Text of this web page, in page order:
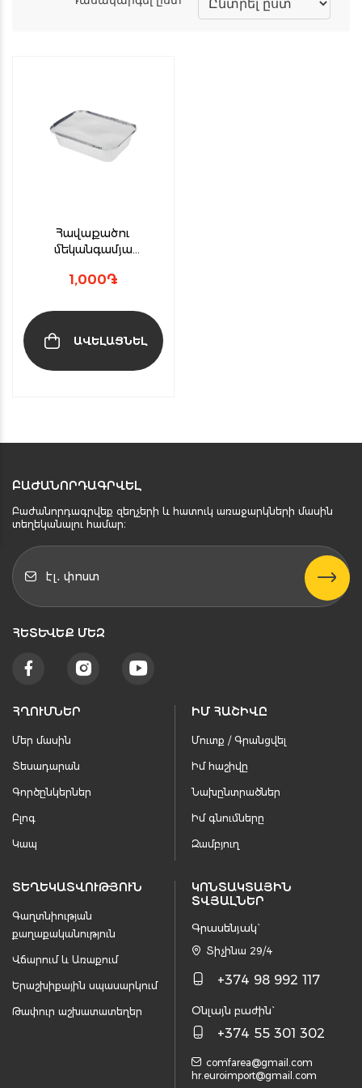
Հավաքածու
մեկանգամյա
տարաների
1,000֏
ԱՎԵԼԱՑՆԵԼ
ԲԱԺԱՆՈՐԴԱԳՐՎԵԼ
Բաժանորդագրվեք զեղչերի և հատուկ առաջարկների մասին
տեղեկանալու համար։
ՀԵՏԵՒԵՔ ՄԵԶ
ՀՂՈՒՄՆԵՐ
Մեր մասին
Տեսադարան
Գործընկերներ
Բլոգ
Կապ
ԻՄ ՀԱՇԻՎԸ
Մուտք / Գրանցվել
Իմ հաշիվը
Նախընտրածներ
Իմ գնումները
Զամբյուղ
ՏԵՂԵԿԱՏՎՈՒԹՅՈՒՆ
Գաղտնիության
քաղաքականություն
Վճարում և Առաքում
Երաշխիքային սպասարկում
Թափուր աշխատատեղեր
ԿՈՆՏԱԿՏԱՅԻՆ
ՏՎՅԱԼՆԵՐ
Գրասենյակ`
Տիչինա 29/4
+374 98 992 117
Օնլայն բաժին`
+374 55 301 302
comfarea@gmail.com
hr.euroimport@gmail.com